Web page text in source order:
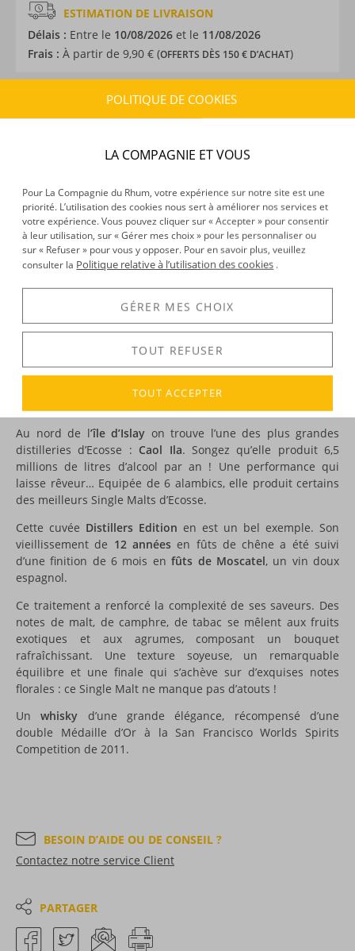
ESTIMATION DE LIVRAISON
Délais : Entre le 10/08/2026 et le 11/08/2026
Frais : À partir de 9,90 € (OFFERTS DÈS 150 € D’ACHAT)
CARACTÉRISTIQUES DU PRODUIT
Ecosse
Environnement de vieillissement :Continental
Volume :70CL
Degré :43°
Edition :limitée
Voir tous les produits :Caol Ila
Au nord de l’île d’Islay on trouve l’une des plus grandes
distilleries d’Ecosse : Caol Ila. Songez qu’elle produit 6,5
millions de litres d’alcool par an ! Une performance qui
laisse rêveur… Equipée de 6 alambics, elle produit certains
des meilleurs Single Malts d’Ecosse.
Cette cuvée Distillers Edition en est un bel exemple. Son
vieillissement de 12 années en fûts de chêne a été suivi
d’une finition de 6 mois enfûts de Moscatel, un vin doux
espagnol.
Ce traitement a renforcé la complexité de ses saveurs. Des
notes de malt, de camphre, de tabac se mêlent aux fruits
exotiques et aux agrumes, composant un bouquet
rafraîchissant. Une texture soyeuse, un remarquable
équilibre et une finale qui s’achève sur d’exquises notes
florales : ce Single Malt ne manque pas d’atouts !
Unwhisky d’une grande élégance, récompensé d’une
double Médaille d’Or à la San Francisco Worlds Spirits
Competition de 2011.
BESOIN D’AIDE OU DE CONSEIL ?
Contactez notre service Client
PARTAGER
POLITIQUE DE COOKIES
LA COMPAGNIE ET VOUS
Pour La Compagnie du Rhum, votre expérience sur notre site est une
priorité. L’utilisation des cookies nous sert à améliorer nos services et
votre expérience. Vous pouvez cliquer sur « Accepter » pour consentir
à leur utilisation, sur « Gérer mes choix » pour les personnaliser ou
sur « Refuser » pour vous y opposer. Pour en savoir plus, veuillez
consulter la Politique relative à l’utilisation des cookies .
GÉRER MES CHOIX
TOUT REFUSER
TOUT ACCEPTER